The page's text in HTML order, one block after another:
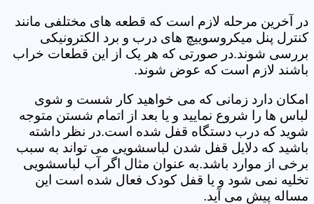
در آخرین مرحله لازم است که قطعه های مختلفی مانند
کنترل پنل میکروسوییچ های درب و برد الکترونیکی
بررسی شوند.در صورتی که هر یک از این قطعات خراب
باشند لازم است که عوض شوند.
امکان دارد زمانی که می خواهید کار شست و شوی
لباس ها را شروع نمایید و یا بعد از اتمام شستن متوجه
شوید که درب دستگاه قفل شده است.در نظر داشته
باشید که دلایل قفل شدن لباسشویی می تواند به سبب
برخی از موارد باشد.به عنوان مثال اگر آب لباسشویی
تخلیه نمی شود و یا قفل کودک فعال شده است این
مساله پیش می آید.